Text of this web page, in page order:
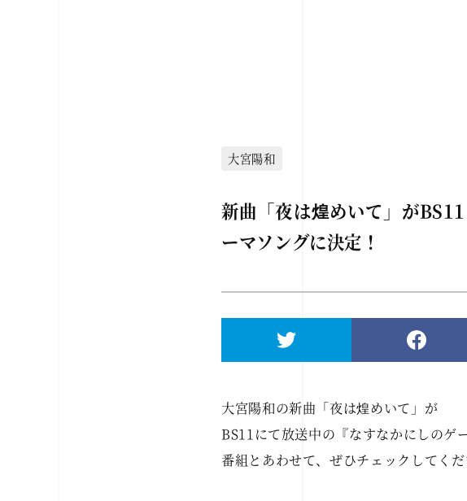
大宮陽和
新曲「夜は煌めいて」が
ーマソングに決定！
大宮陽和の新曲「夜は煌めいて」が
BS11にて放送中の『なすなかにしの
番組とあわせて、ぜひチェックしてくだ